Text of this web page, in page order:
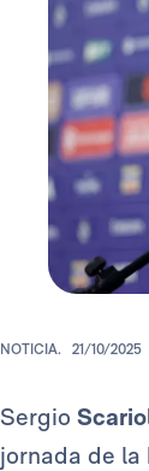
NOTICIA. 21/10/2025
Sergio
jornada de la